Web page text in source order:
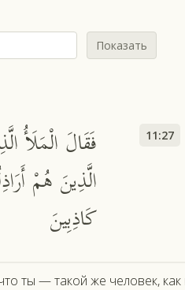
Показать
فَقَالَ الْمَلَأُ
الَّذِينَ هُمْ
كَاذِبِينَ
11:27
ты — такой же человек, как